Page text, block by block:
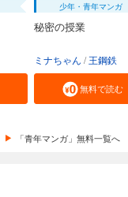
少年・青年マンガ
秘密の授業
ミナちゃん 王鋼鉄
無料で読む
「青年マンガ」無料一覧へ